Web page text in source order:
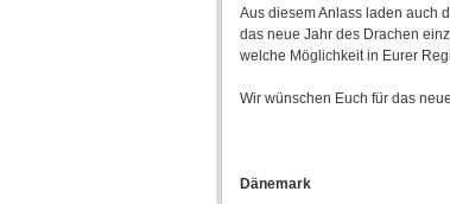
Aus diesem Anlass laden auch
das neue Jahr des Drachen
welche Möglichkeit in Eurer
Wir wünschen Euch für das
Dänemark